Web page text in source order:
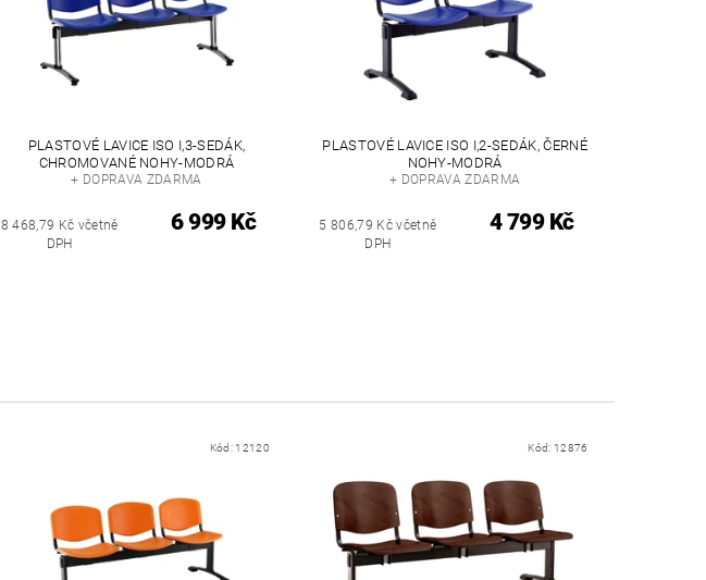
PLASTOVÉ LAVICE ISO I,3-SEDÁK,
CHROMOVANÉ NOHY-MODRÁ
+ DOPRAVA ZDARMA
8 468,79 Kč včetně
DPH
6 999 Kč
PLASTOVÉ LAVICE ISO I,2-SEDÁK, ČERNÉ
NOHY-MODRÁ
+ DOPRAVA ZDARMA
5 806,79 Kč včetně
DPH
4 799 Kč
Kód: 12120 Kód: 12876